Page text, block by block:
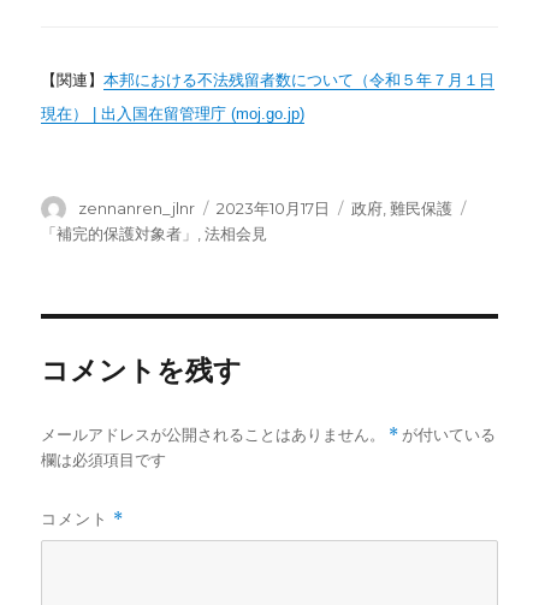
【関連】本邦における不法残留者数について（令和５年７月１日
現在） | 出入国在留管理庁 (moj.go.jp)
投
稿
zennanren_jlnr
投
稿
2023年10月17日
カ
政府 ,難民保護
「補完的保護対象者」 ,法相会見
コメントを残す
メールアドレスが公開されることはありません。 * が付いている
欄は必須項目です
コメント *